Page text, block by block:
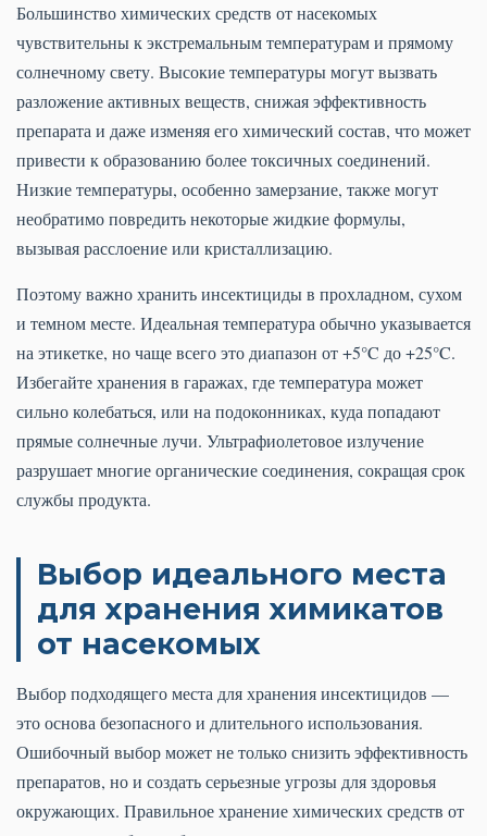
Большинство химических средств от насекомых
чувствительны к экстремальным температурам и прямому
солнечному свету. Высокие температуры могут вызвать
разложение активных веществ, снижая эффективность
препарата и даже изменяя его химический состав, что может
привести к образованию более токсичных соединений.
Низкие температуры, особенно замерзание, также могут
необратимо повредить некоторые жидкие формулы,
вызывая расслоение или кристаллизацию.
Поэтому важно хранить инсектициды в прохладном, сухом
и темном месте. Идеальная температура обычно указывается
на этикетке, но чаще всего это диапазон от +5°C до +25°C.
Избегайте хранения в гаражах, где температура может
сильно колебаться, или на подоконниках, куда попадают
прямые солнечные лучи. Ультрафиолетовое излучение
разрушает многие органические соединения, сокращая срок
службы продукта.
Выбор идеального места
для хранения химикатов
от насекомых
Выбор подходящего места для хранения инсектицидов —
это основа безопасного и длительного использования.
Ошибочный выбор может не только снизить эффективность
препаратов, но и создать серьезные угрозы для здоровья
окружающих. Правильное хранение химических средств от